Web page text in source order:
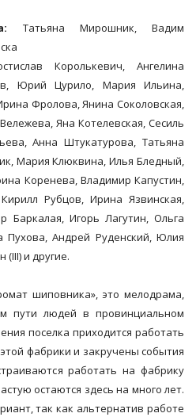
Татьяна Мирошник, Вадим
Королькевич, Ангелина
Юрий Цурило, Мария Ильина,
Фролова, Янина Соколовская,
Яна Котелевская, Сесиль
Анна Штукатурова, Татьяна
Мария Клюквина, Илья Бледный,
Коренева, Владимир Капустин,
Рубцов, Ирина Язвинская,
Баркалая, Игорь Лагутин, Ольга
Пухова, Андрей Руденский, Юлия
и другие.
шиповника», это мелодрама,
пути людей в провинциальном
поселка приходится работать
фабрики и закручены события
работать на фабрику
остаются здесь на много лет.
так как альтернатив работе